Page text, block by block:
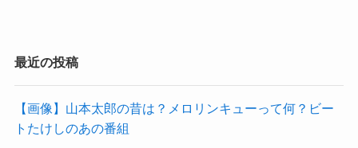
最近の投稿
【画像】山本太郎の昔は？メロリンキューって何？ビー
トたけしのあの番組